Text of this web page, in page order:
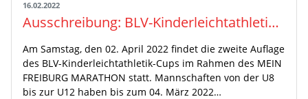
16.02.2022
Ausschreibung: BLV-Kinderleichtathletik-Cup 2022
Am Samstag, den 02. April 2022 findet die zweite Auflage
des BLV-Kinderleichtathletik-Cups im Rahmen des MEIN
FREIBURG MARATHON statt. Mannschaften von der U8
bis zur U12 haben bis zum 04. März 2022…